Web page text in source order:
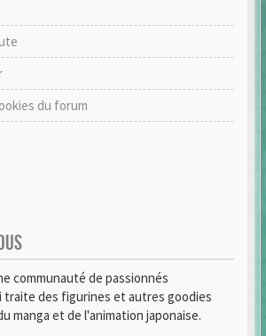
du forum
communauté de passionnés
traite des figurines et autres goodies
manga et de l'animation japonaise.